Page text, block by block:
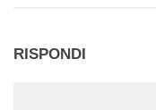
RISPONDI